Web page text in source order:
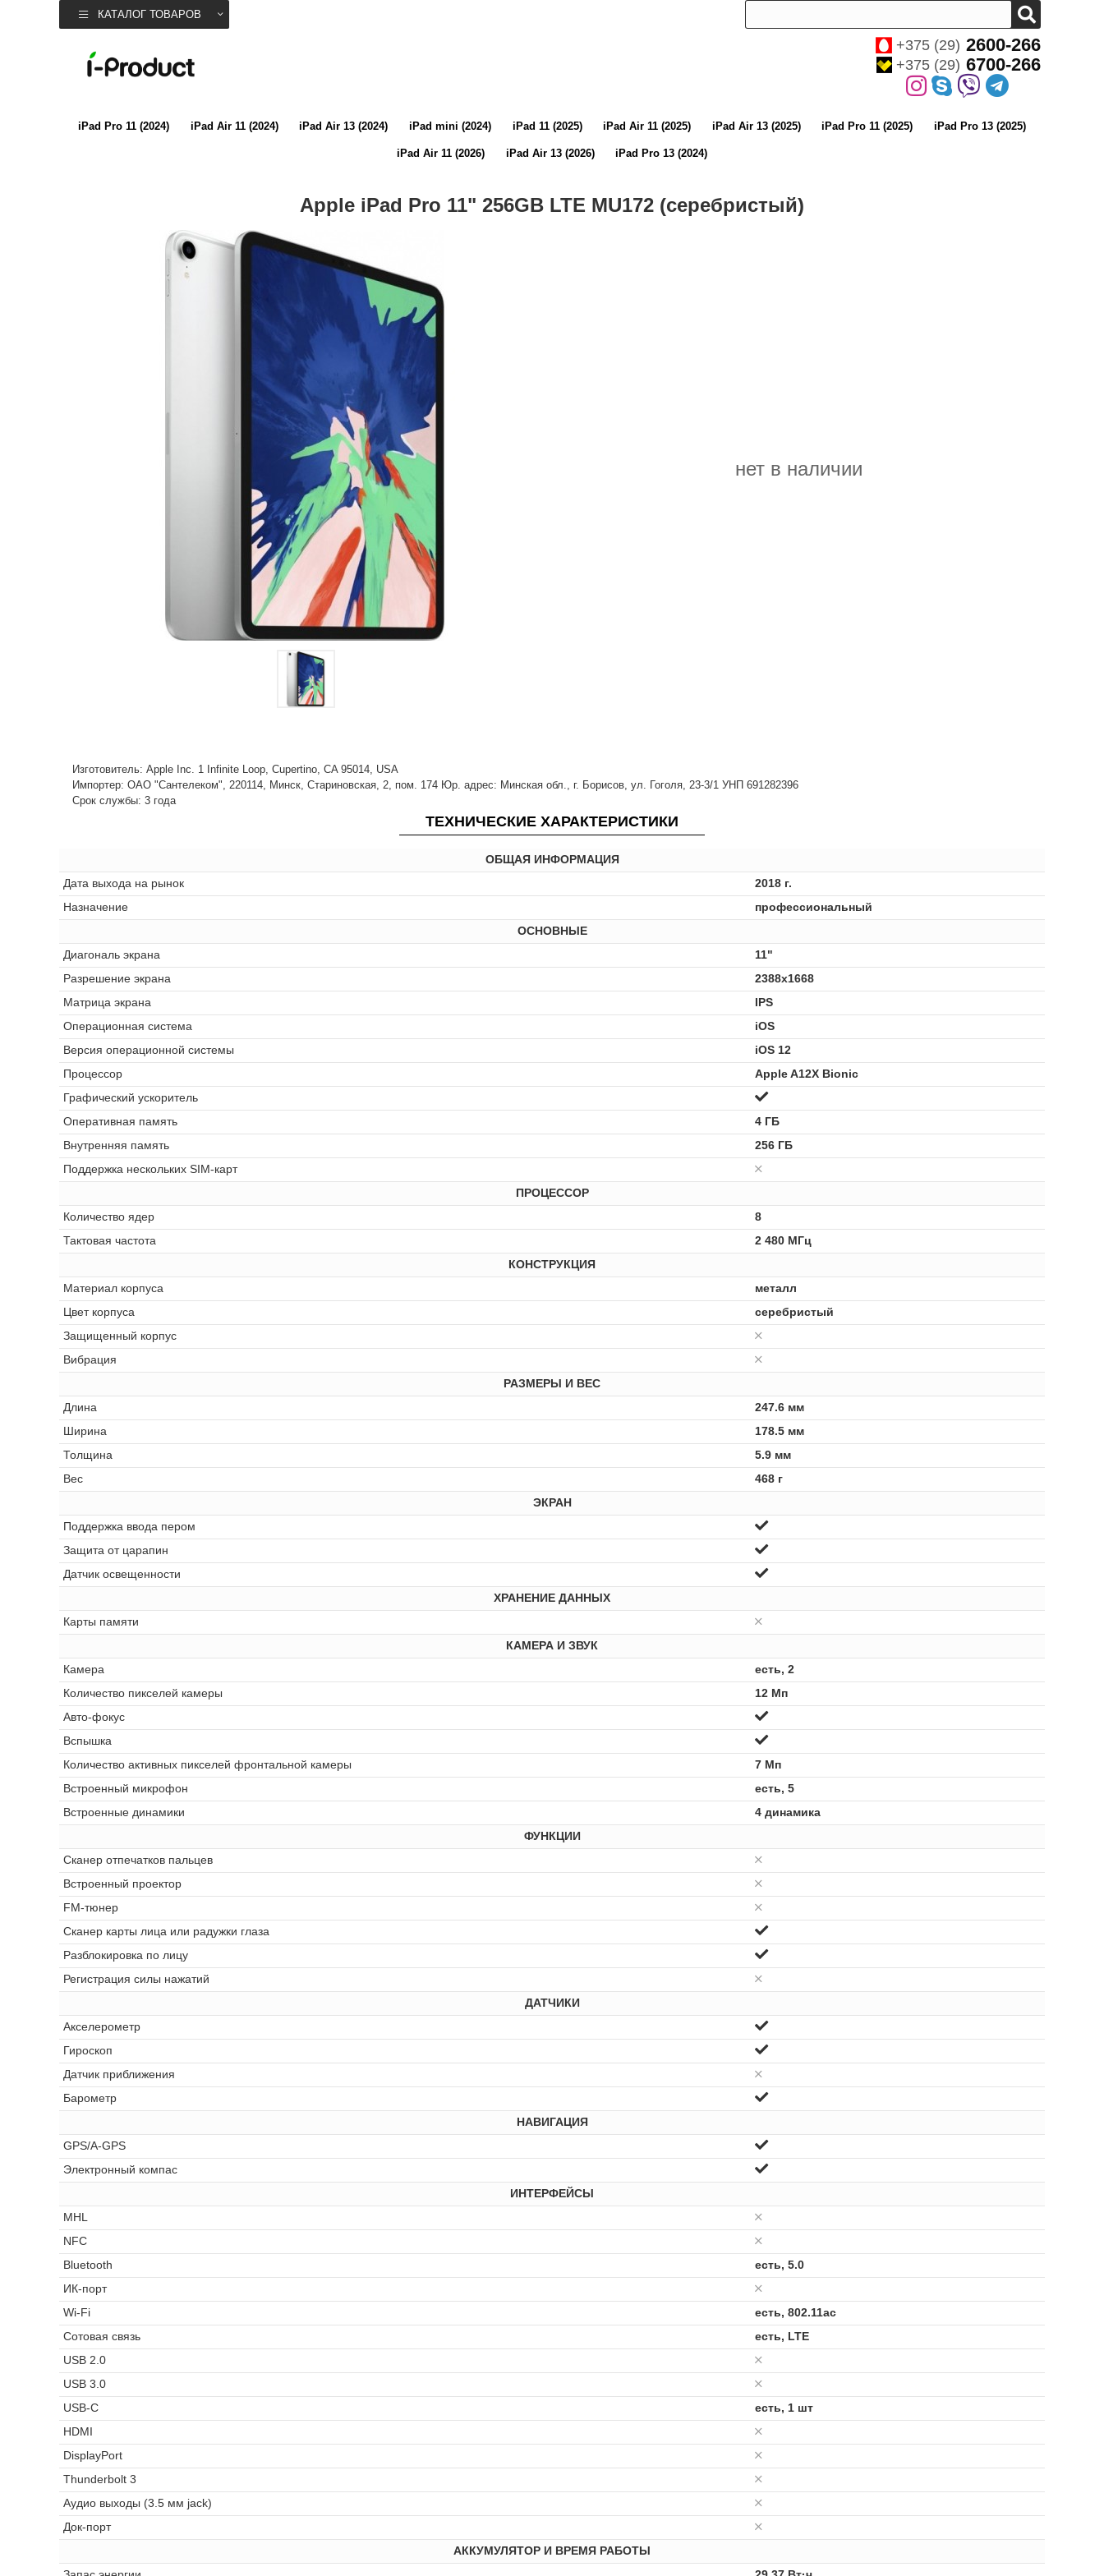
КАТАЛОГ ТОВАРОВ
+375 (29) 2600-266
+375 (29) 6700-266
iPad Pro 11 (2024) iPad Air 11 (2024) iPad Air 13 (2024) iPad mini (2024) iPad 11 (2025) iPad Air 11 (2025) iPad Air 13 (2025) iPad Pro 11 (2025) iPad Pro 13 (2025)
iPad Air 11 (2026) iPad Air 13 (2026) iPad Pro 13 (2024)
Apple iPad Pro 11" 256GB LTE MU172 (серебристый)
нет в наличии
Изготовитель: Apple Inc. 1 Infinite Loop, Cupertino, CA 95014, USA
Импортер: ОАО "Сантелеком", 220114, Минск, Стариновская, 2, пом. 174 Юр. адрес: Минская обл., г. Борисов, ул. Гоголя, 23-3/1 УНП 691282396
Срок службы: 3 года
ТЕХНИЧЕСКИЕ ХАРАКТЕРИСТИКИ
ОБЩАЯ ИНФОРМАЦИЯ
Дата выхода на рынок
2018 г.
Назначение
профессиональный
ОСНОВНЫЕ
Диагональ экрана
11"
Разрешение экрана
2388x1668
Матрица экрана
IPS
Операционная система
iOS
Версия операционной системы
iOS 12
Процессор
Apple A12X Bionic
Графический ускоритель
Оперативная память
4 ГБ
Внутренняя память
256 ГБ
Поддержка нескольких SIM-карт
ПРОЦЕССОР
Количество ядер
8
Тактовая частота
2 480 МГц
КОНСТРУКЦИЯ
Материал корпуса
металл
Цвет корпуса
серебристый
Защищенный корпус
Вибрация
РАЗМЕРЫ И ВЕС
Длина
247.6 мм
Ширина
178.5 мм
Толщина
5.9 мм
Вес
468 г
ЭКРАН
Поддержка ввода пером
Защита от царапин
Датчик освещенности
ХРАНЕНИЕ ДАННЫХ
Карты памяти
КАМЕРА И ЗВУК
Камера
есть, 2
Количество пикселей камеры
12 Мп
Авто-фокус
Вспышка
Количество активных пикселей фронтальной камеры
7 Мп
Встроенный микрофон
есть, 5
Встроенные динамики
4 динамика
ФУНКЦИИ
Сканер отпечатков пальцев
Встроенный проектор
FM-тюнер
Сканер карты лица или радужки глаза
Разблокировка по лицу
Регистрация силы нажатий
ДАТЧИКИ
Акселерометр
Гироскоп
Датчик приближения
Барометр
НАВИГАЦИЯ
GPS/A-GPS
Электронный компас
ИНТЕРФЕЙСЫ
MHL
NFC
Bluetooth
есть, 5.0
ИК-порт
Wi-Fi
есть, 802.11ac
Сотовая связь
есть, LTE
USB 2.0
USB 3.0
USB-C
есть, 1 шт
HDMI
DisplayPort
Thunderbolt 3
Аудио выходы (3.5 мм jack)
Док-порт
АККУМУЛЯТОР И ВРЕМЯ РАБОТЫ